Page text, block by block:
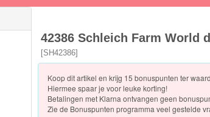
42386 Schleich Farm World
[SH42386]
Koop dit artikel en krijg 15 bonuspunten ter
Hiermee spaar je voor leuke korting!
Betalingen met Klarna ontvangen geen
Zie de Bonuspunten programma veel gestelde